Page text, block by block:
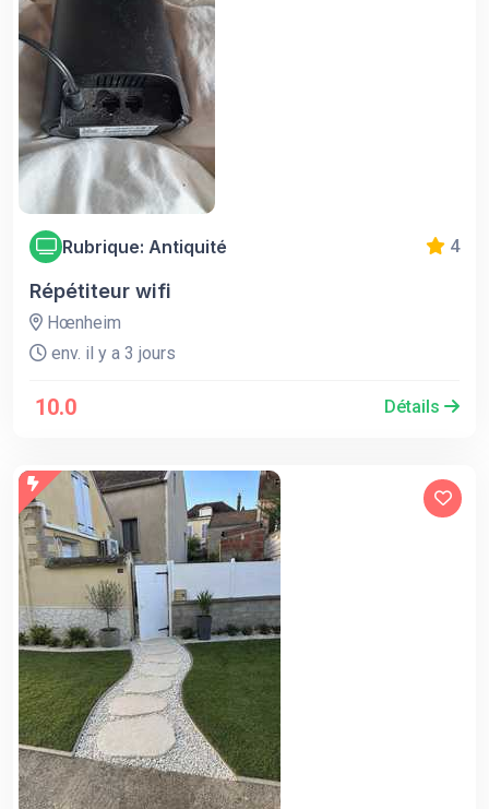
Rubrique: Antiquité 4
Répétiteur wifi
Hœnheim
env. il y a 3 jours
10.0 Détails